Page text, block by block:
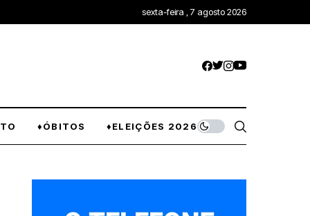
sexta-feira , 7 agosto 2026
♦ÓBITOS ♦ELEIÇÕES 2026